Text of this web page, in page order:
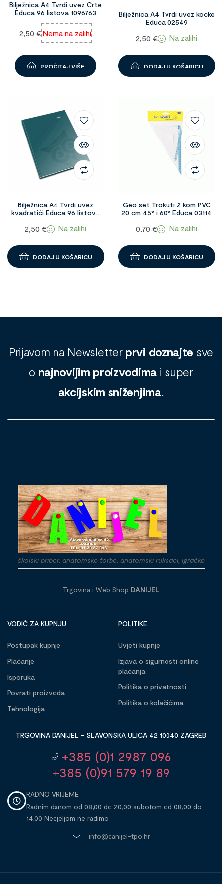
Bilježnica A4 Tvrdi uvez Crte
Educa 96 listova 1096763
2,50 €Nema na zalihi
PROČITAJ VIŠE
Bilježnica A4 Tvrdi uvez kocke
Educa 02549
2,50 € Na zalihi
DODAJ U KOŠARICU
Bilježnica A4 Tvrdi uvez
kvadratići Educa 96 listova
2,50 € Na zalihi
DODAJ U KOŠARICU
Geo set Trokuti 2 kom PVC
20 cm 45° i 60° Educa 03114
0,70€ Na zalihi
DODAJ U KOŠARICU
Prijavom na Newsletter prvi doznajte sve
o najnovijim proizvodima i super
akcijskim sniženjima.
školski pribor, anatomske torbe, anatomski ruksaci, igračke
Trgovina i Web Shop DANIJEL
VODIČ ZA KUPNJU
Postupak kupnje
Plaćanje
Isporuka
Povrati proizvoda
Tehnologija
POLITIKE
Uvjeti kupnje
Izjava o sigurnosti online
plaćanja
Politika o privatnosti
Politika o kolačićima
TRGOVINA DANIJEL - SLAVONSKA ULICA 42 10040 ZAGREB
+385 (0)1 2987 096
+385 (0)91 579 19 89
RADNO VRIJEME
Radnim danom od 08,00 do 20,00 subotom od 08,00 do
14,00 Nedjeljom ne radimo
info@danijel-tpo.hr